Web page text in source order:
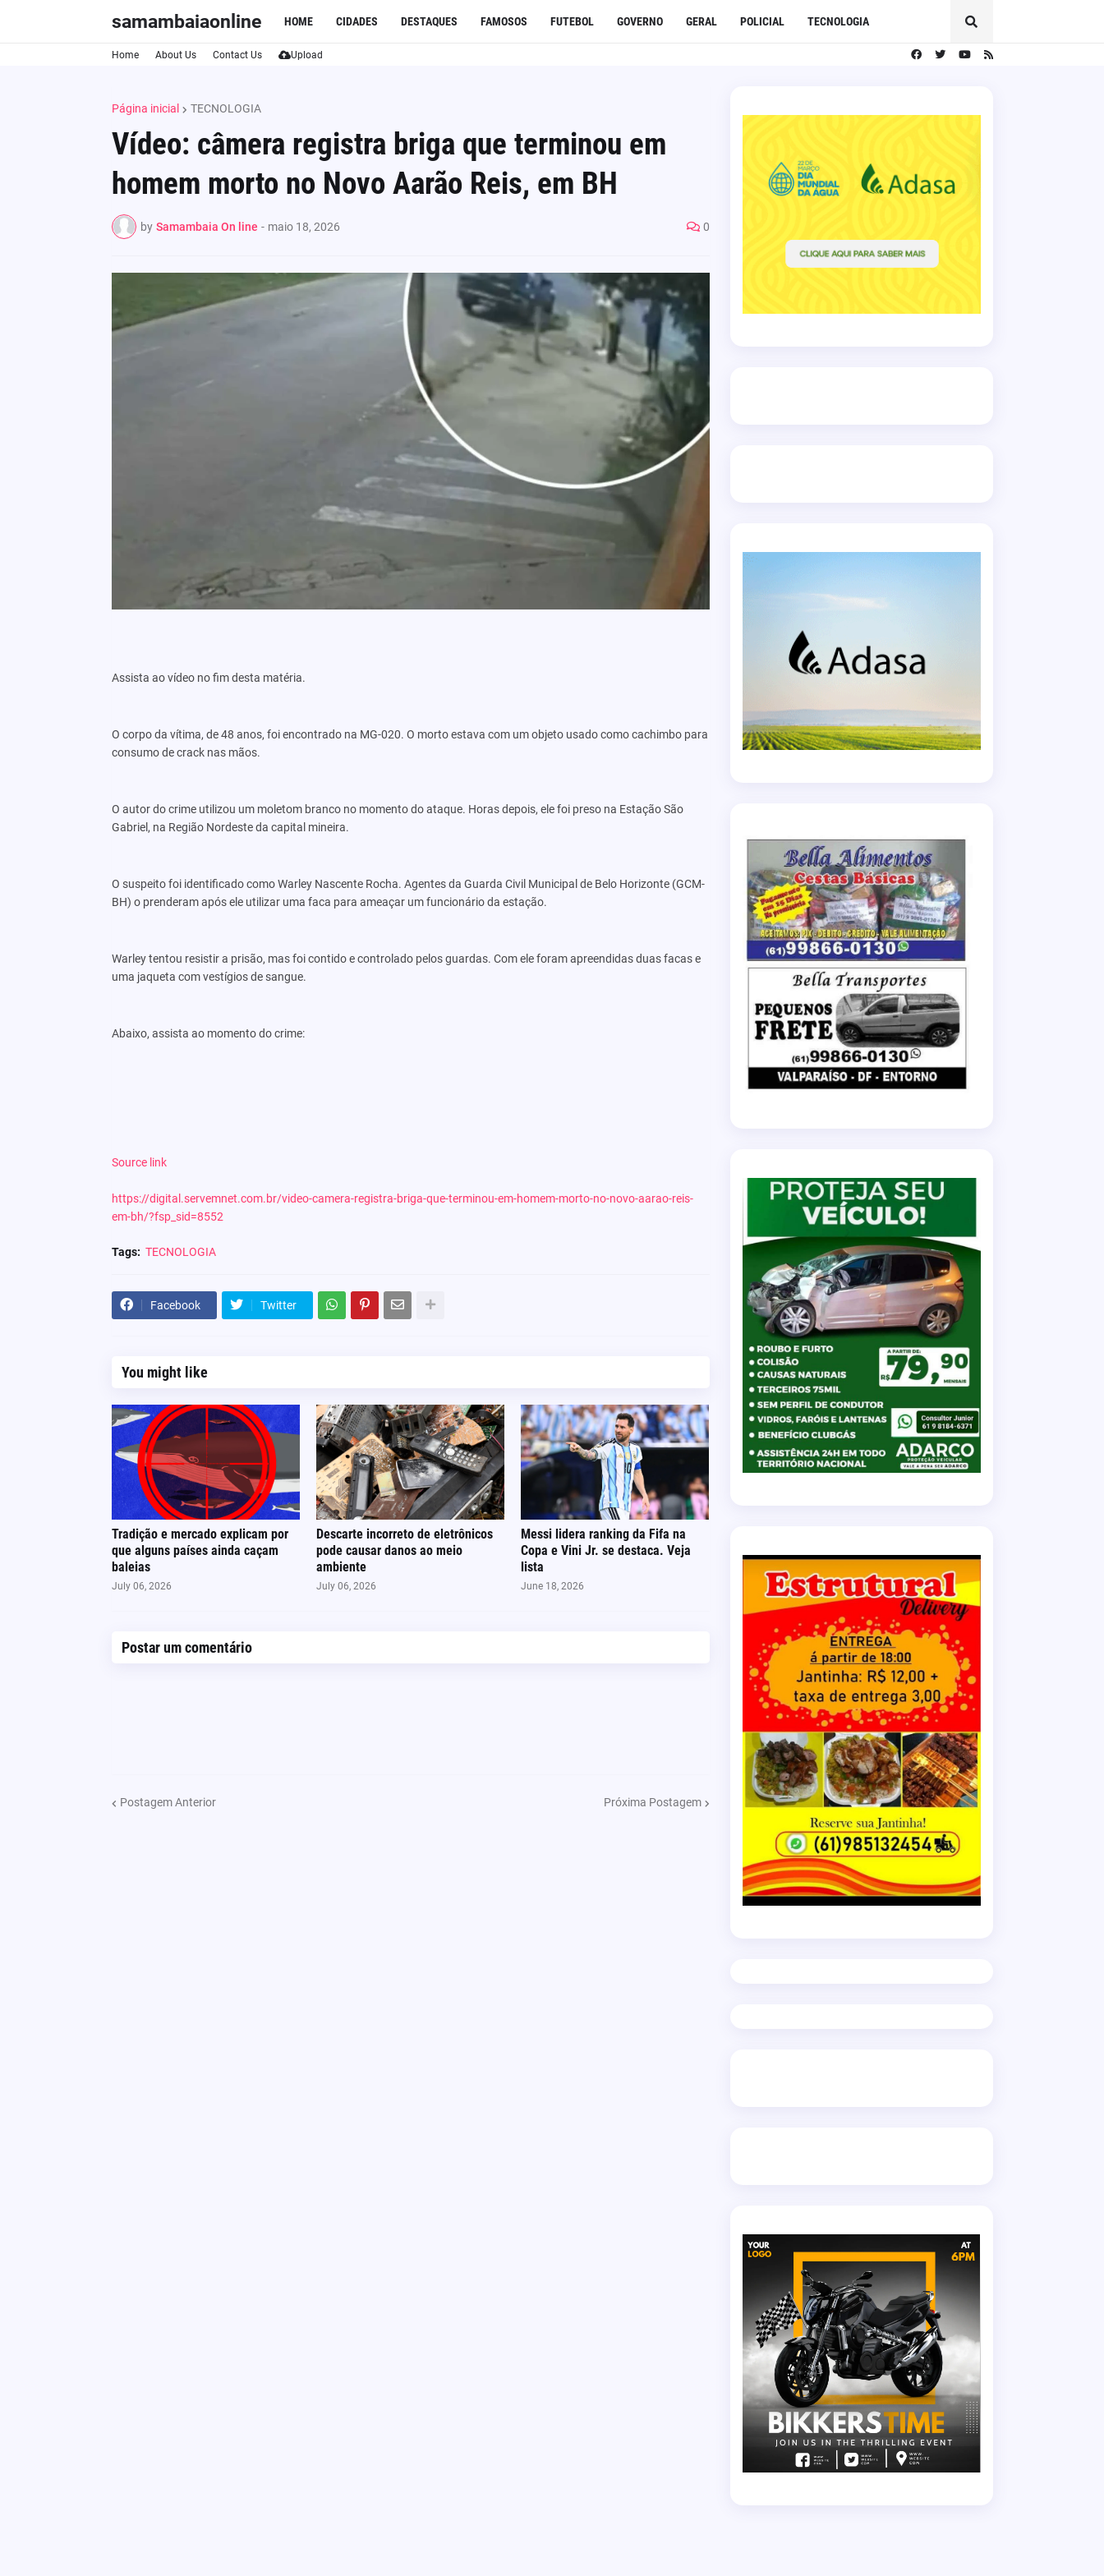
samambaiaonline HOME CIDADES DESTAQUES FAMOSOS FUTEBOL GOVERNO GERAL POLICIAL TECNOLOGIA
Home About Us Contact Us Upload
Página inicial TECNOLOGIA
Vídeo: câmera registra briga que terminou em
homem morto no Novo Aarão Reis, em BH
by Samambaia On line - maio 18, 2026 0
Assista ao vídeo no fim desta matéria.
O corpo da vítima, de 48 anos, foi encontrado na MG-020. O morto estava com um objeto usado como cachimbo para
consumo de crack nas mãos.
O autor do crime utilizou um moletom branco no momento do ataque. Horas depois, ele foi preso na Estação São
Gabriel, na Região Nordeste da capital mineira.
O suspeito foi identificado como Warley Nascente Rocha. Agentes da Guarda Civil Municipal de Belo Horizonte (GCM-
BH) o prenderam após ele utilizar uma faca para ameaçar um funcionário da estação.
Warley tentou resistir a prisão, mas foi contido e controlado pelos guardas. Com ele foram apreendidas duas facas e
uma jaqueta com vestígios de sangue.
Abaixo, assista ao momento do crime:
Source link
https://digital.servemnet.com.br/video-camera-registra-briga-que-terminou-em-homem-morto-no-novo-aarao-reis-
em-bh/?fsp_sid=8552
Tags: TECNOLOGIA
Facebook Twitter
You might like
Tradição e mercado explicam por
que alguns países ainda caçam
baleias
July 06, 2026
Descarte incorreto de eletrônicos
pode causar danos ao meio
ambiente
July 06, 2026
Messi lidera ranking da Fifa na
Copa e Vini Jr. se destaca. Veja
lista
June 18, 2026
Postar um comentário
Postagem Anterior Próxima Postagem